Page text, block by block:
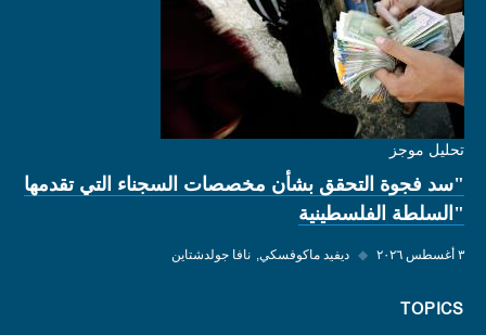
تحليل موجز
"سد فجوة التحقق بشأن مخصصات السجناء التي تقدمها
"السلطة الفلسطينية
٣ أغسطس ٢٠٢٦ ◆ ديفيد ماكوفسكي نافا جولدشتاين
TOPICS